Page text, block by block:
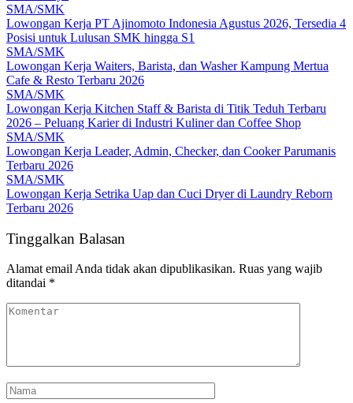
SMA/SMK
Lowongan Kerja PT Ajinomoto Indonesia Agustus 2026, Tersedia 4
Posisi untuk Lulusan SMK hingga S1
SMA/SMK
Lowongan Kerja Waiters, Barista, dan Washer Kampung Mertua
Cafe & Resto Terbaru 2026
SMA/SMK
Lowongan Kerja Kitchen Staff & Barista di Titik Teduh Terbaru
2026 – Peluang Karier di Industri Kuliner dan Coffee Shop
SMA/SMK
Lowongan Kerja Leader, Admin, Checker, dan Cooker Parumanis
Terbaru 2026
SMA/SMK
Lowongan Kerja Setrika Uap dan Cuci Dryer di Laundry Reborn
Terbaru 2026
Tinggalkan Balasan
Alamat email Anda tidak akan dipublikasikan. Ruas yang wajib
ditandai *